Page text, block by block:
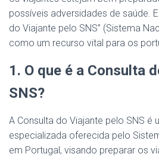
possíveis adversidades de saúde.
do Viajante pelo SNS” (Sistema
como um recurso vital para os
1. O que é a Consulta
SNS?
A Consulta do Viajante pelo SNS é
especializada oferecida pelo
em Portugal, visando preparar os